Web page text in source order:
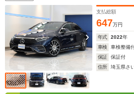
支払総額
647万円
年式 2022年
車検
車検整備
保証
保証付
住所
埼玉県さ